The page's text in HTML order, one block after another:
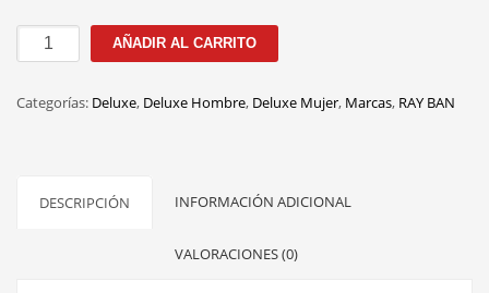
RB4340V
8384
CHANGE
AÑADIR AL CARRITO
Categorías: Deluxe, Deluxe Hombre, Deluxe Mujer, Marcas, RAY BAN
DESCRIPCIÓN INFORMACIÓN ADICIONAL
VALORACIONES (0)